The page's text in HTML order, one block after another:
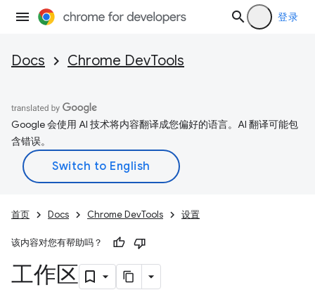
登录
Docs Chrome DevTools
Google 会使用 AI 技术将内容翻译成您偏好的语言。AI 翻译可能包
含错误。
首页 Docs Chrome DevTools 设置
该内容对您有帮助吗？
工作区